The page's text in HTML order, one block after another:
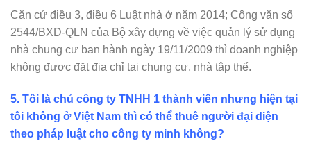
Căn cứ điều 3, điều 6 Luật nhà ở năm 2014; Công văn số
2544/BXD-QLN của Bộ xây dựng về việc quản lý sử dụng
nhà chung cư ban hành ngày 19/11/2009 thì doanh nghiệp
không được đặt địa chỉ tại chung cư, nhà tập thể.
5. Tôi là chủ công ty TNHH 1 thành viên nhưng hiện tại
tôi không ở Việt Nam thì có thể thuê người đại diện
theo pháp luật cho công ty minh không?